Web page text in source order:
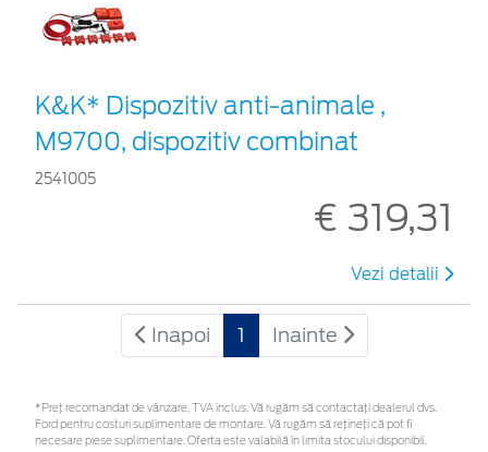
K&K* Dispozitiv anti-animale ,
M9700, dispozitiv combinat
2541005
€ 319,31
Vezi detalii
Inapoi 1 Inainte
*Preţ recomandat de vânzare, TVA inclus. Vă rugăm să contactaţi dealerul dvs.
Ford pentru costuri suplimentare de montare. Vă rugăm să rețineți că pot fi
necesare piese suplimentare. Oferta este valabilă în limita stocului disponibil.